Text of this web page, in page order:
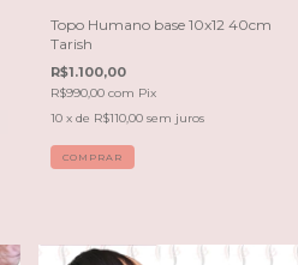
Topo Humano base 10x12 40cm
Tarish
R$1.100,00
R$990,00 com Pix
10 x de R$110,00 sem juros